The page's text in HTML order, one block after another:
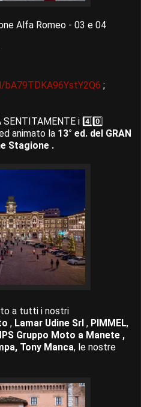
Alfa Romeo - 03 e 04
;
SENTITAMENTE i 4️⃣0️⃣
animato la 13° ed. del GRAN
Stagione .
a tutti i nostri
, Lamar Udine Srl , PIMMEL,
Gruppo Moto a Manete ,
Tony Manca, le nostre